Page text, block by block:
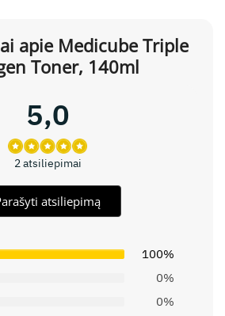
apie Medicube Triple
Toner, 140ml
5,0
2 atsiliepimai
atsiliepimą
100%
0%
0%